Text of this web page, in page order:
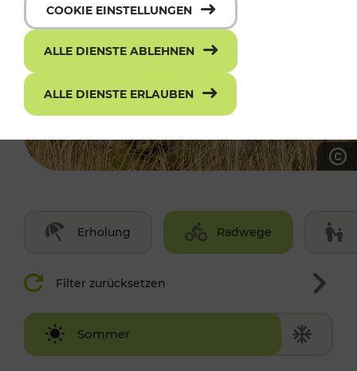
Erholung Radwege
Filter zurücksetzen
Sommer
Winter
COOKIE EINSTELLUNGEN
ALLE DIENSTE ABLEHNEN
ALLE DIENSTE ERLAUBEN